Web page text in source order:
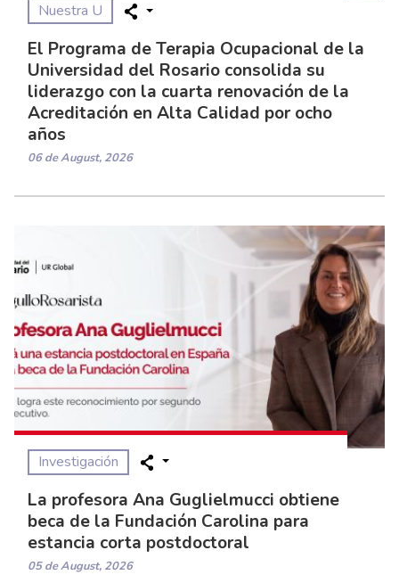
Nuestra U
El Programa de Terapia Ocupacional de la
Universidad del Rosario consolida su
liderazgo con la cuarta renovación de la
Acreditación en Alta Calidad por ocho
años
06 de August, 2026
Investigación
La profesora Ana Guglielmucci obtiene
beca de la Fundación Carolina para
estancia corta postdoctoral
05 de August, 2026